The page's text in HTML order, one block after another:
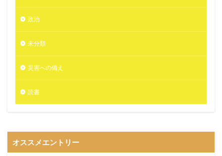
政治
未分類
災害への備え
読書
オススメエントリー